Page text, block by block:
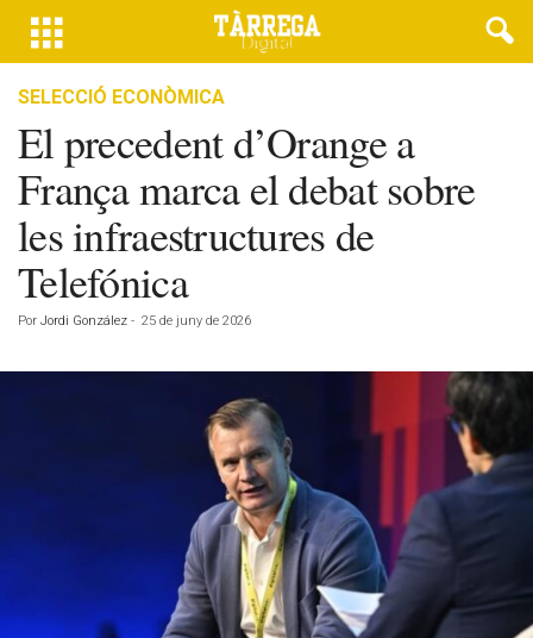
SELECCIÓ ECONÒMICA
El precedent d’Orange a
França marca el debat sobre
les infraestructures de
Telefónica
Por Jordi González - 25 de juny de 2026